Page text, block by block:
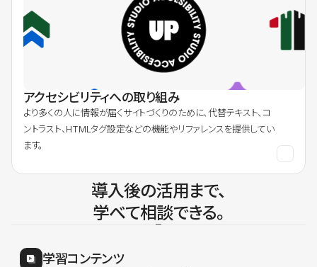
アクセシビリティへの取り組み
より多くの人に情報が届くサイトづくりのために、代替テキスト、コ
ントラスト、HTMLタグ設定などの機能やリファレンスを提供してい
ます。
導入後の活用まで、
学べて相談できる。
学習コンテンツ